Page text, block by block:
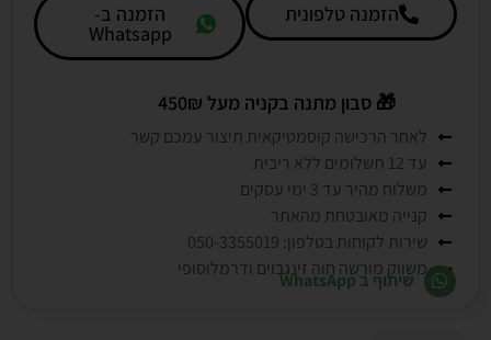
הזמנה טלפונית הזמנה ב-
Whatsapp
🎁 סבון מתנה בקניה מעל 450₪
לאחר הרכישה קוסמטיקאית תיצור עמכם קשר
עד 12 תשלומים ללא ריבית
משלוח מהיר עד 3 ימי עסקים
קנייה מאובטחת מהאתר
שירות לקוחות בטלפון: 050-3355019
משווק מורשה חוה זינגבוים ודרמלוסופי
שיתוף ב WhatsApp